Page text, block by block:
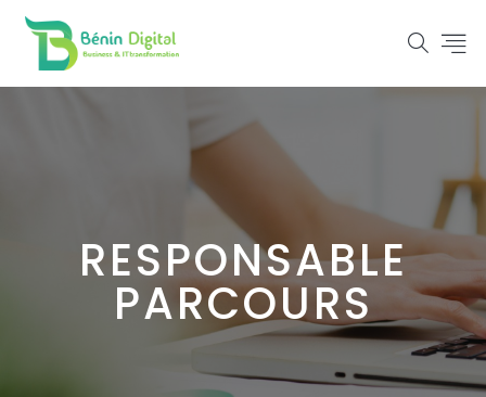
RESPONSABLE
PARCOURS